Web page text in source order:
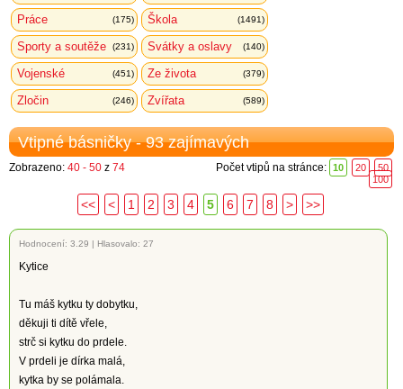
Práce (175) Škola (1491)
Sporty a soutěže (231) Svátky a oslavy (140)
Vojenské (451) Ze života (379)
Zločin (246) Zvířata (589)
Vtipné básničky - 93 zajímavých
Zobrazeno: 40 - 50 z 74 Počet vtipů na stránce: 10 20
50
100
<< < 1 2 3 4 5 6 7 8 > >>
Hodnocení: 3.29 | Hlasovalo: 27
Kytice
Tu máš kytku ty dobytku,
děkuji ti dítě vřele,
strč si kytku do prdele.
V prdeli je dírka malá,
kytka by se polámala.